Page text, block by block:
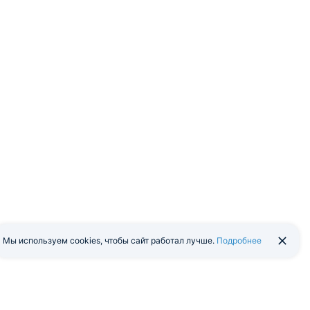
Мы используем cookies, чтобы сайт работал лучше. Подробнее